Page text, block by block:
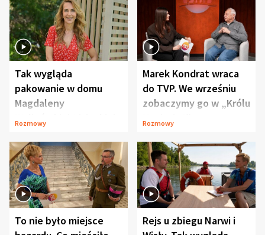
Tak wygląda
pakowanie w domu
Magdaleny
Waligórskiej-Lisieckiej.
Rozmowy
Marek Kondrat wraca
do TVP. We wrześniu
zobaczymy go w „Królu
Maciusiu I”
Rozmowy
To nie było miejsce
Rejs u zbiegu Narwi i